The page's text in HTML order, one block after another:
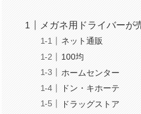
メガネ用ドライバーが
ネット通販
100均
ホームセンター
ドン・キホーテ
ドラッグストア